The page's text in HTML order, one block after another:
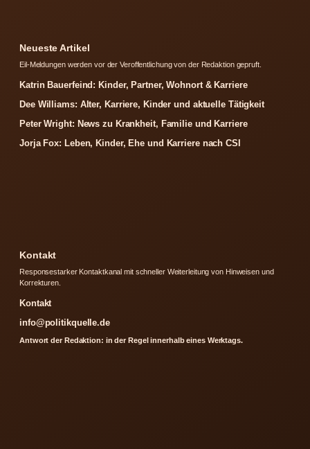
Neueste Artikel
Eil-Meldungen werden vor der Veroffentlichung von der Redaktion gepruft.
Katrin Bauerfeind: Kinder, Partner, Wohnort & Karriere
Dee Williams: Alter, Karriere, Kinder und aktuelle Tätigkeit
Peter Wright: News zu Krankheit, Familie und Karriere
Jorja Fox: Leben, Kinder, Ehe und Karriere nach CSI
Kontakt
Responsestarker Kontaktkanal mit schneller Weiterleitung von Hinweisen und
Korrekturen.
Kontakt
info@politikquelle.de
Antwort der Redaktion: in der Regel innerhalb eines Werktags.